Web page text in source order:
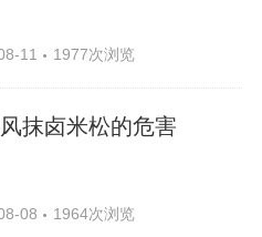
11 1977次浏览
抹卤米松的危害
08 1964次浏览